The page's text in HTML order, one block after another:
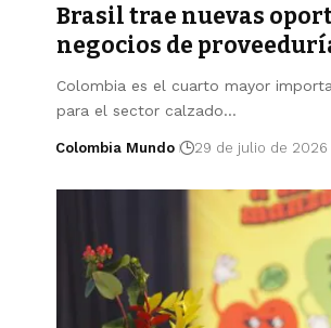
Brasil trae nuevas
negocios de
Colombia es el cuarto mayor
para el sector calzado…
Colombia Mundo 29 de julio de 2026